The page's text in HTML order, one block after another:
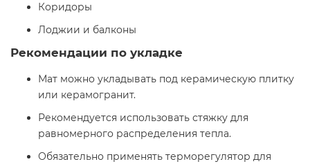
Коридоры
Лоджии и балконы
Рекомендации по укладке
Мат можно укладывать под керамическую плитку
или керамогранит.
Рекомендуется использовать стяжку для
равномерного распределения тепла.
Обязательно применять терморегулятор для